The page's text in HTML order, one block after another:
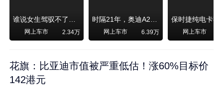
谁说女生驾驭不了大SUV？看我开问界M6驰骋坝上草原！
网上车市 2.34万
时隔21年，奥迪A2强势归来！
网上车市 6.39万 网上车市
花旗：比亚迪市值被严重低估！涨60%目标价
142港元